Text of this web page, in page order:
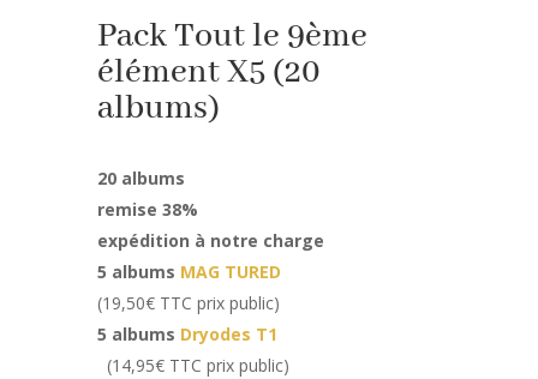
Pack Tout le 9ème
élément X5 (20
albums)
20 albums
remise 38%
expédition à notre charge
5 albums MAG TURED
(19,50€ TTC prix public)
5 albums Dryodes T1
(14,95€ TTC prix public)